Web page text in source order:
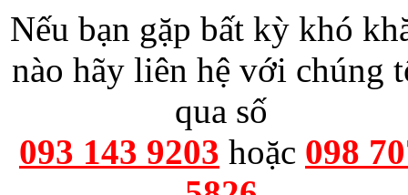
Nếu bạn gặp bất kỳ khó
nào hãy liên hệ với chúng
qua số
093 143 9203 hoặc 098